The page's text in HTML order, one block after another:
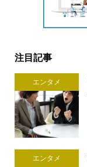
注目記事
エンタメ
エンタメ